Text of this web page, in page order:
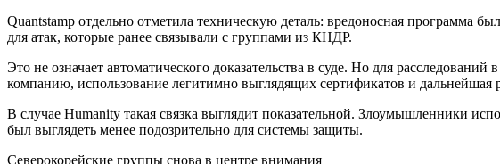
Quantstamp отдельно отметила техническую деталь: вредоносная программа
для атак, которые ранее связывали с группами из КНДР.
Это не означает автоматического доказательства в суде. Но для
компанию, использование легитимно выглядящих сертификатов и дальнейшая
В случае Humanity такая связка выглядит показательной. Злоумышленники
был выглядеть менее подозрительно для системы защиты.
Северокорейские группы снова в центре внимания